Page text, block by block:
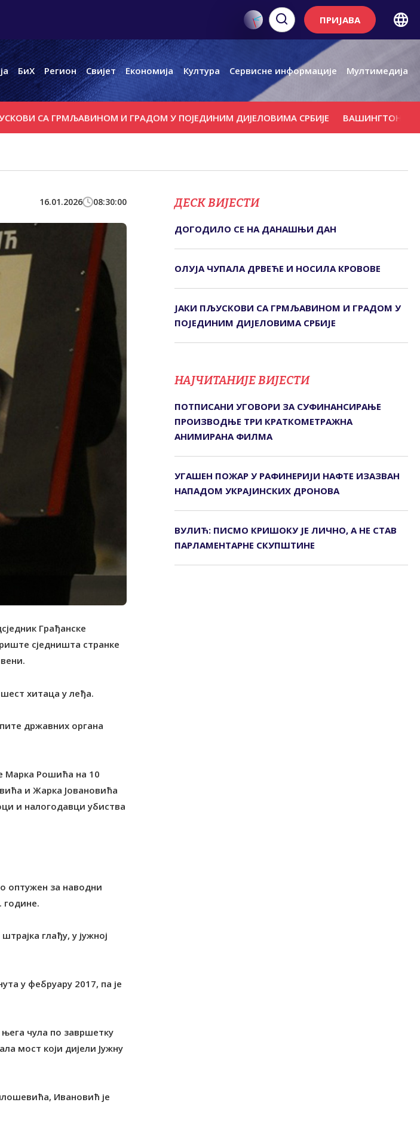
ПРИЈАВА
БиХ Регион Свијет Економија Култура Сервисне информације Мултимедија
ГРМЉАВИНОМ И ГРАДОМ У ПОЈЕДИНИМ ДИЈЕЛОВИМА СРБИЈЕ ВАШИНГТОН СЕ
16.01.2026 08:30:00
Грађанске
сједништа странке
шест хитаца у леђа.
државних органа
Марка Рошића на 10
и Жарка Јовановића
и налогодавци убиства
оптужен за наводни
године.
глађу, у јужној
у фебруару 2017, па је
чула по завршетку
мост који дијели Јужну
Ивановић је
ДЕСК ВИЈЕСТИ
ДОГОДИЛО СЕ НА ДАНАШЊИ ДАН
ОЛУЈА ЧУПАЛА ДРВЕЋЕ И НОСИЛА КРОВОВЕ
ЈАКИ ПЉУСКОВИ СА ГРМЉАВИНОМ И ГРАДОМ У
ПОЈЕДИНИМ ДИЈЕЛОВИМА СРБИЈЕ
НАЈЧИТАНИЈЕ ВИЈЕСТИ
ПОТПИСАНИ УГОВОРИ ЗА СУФИНАНСИРАЊЕ
ПРОИЗВОДЊЕ ТРИ КРАТКОМЕТРАЖНА
АНИМИРАНА ФИЛМА
УГАШЕН ПОЖАР У РАФИНЕРИЈИ НАФТЕ ИЗАЗВАН
НАПАДОМ УКРАЈИНСКИХ ДРОНОВА
ВУЛИЋ: ПИСМО КРИШОКУ ЈЕ ЛИЧНО, А НЕ СТАВ
ПАРЛАМЕНТАРНЕ СКУПШТИНЕ